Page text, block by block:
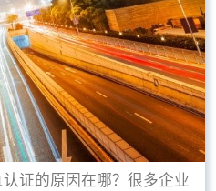
证的原因在哪？很多企业